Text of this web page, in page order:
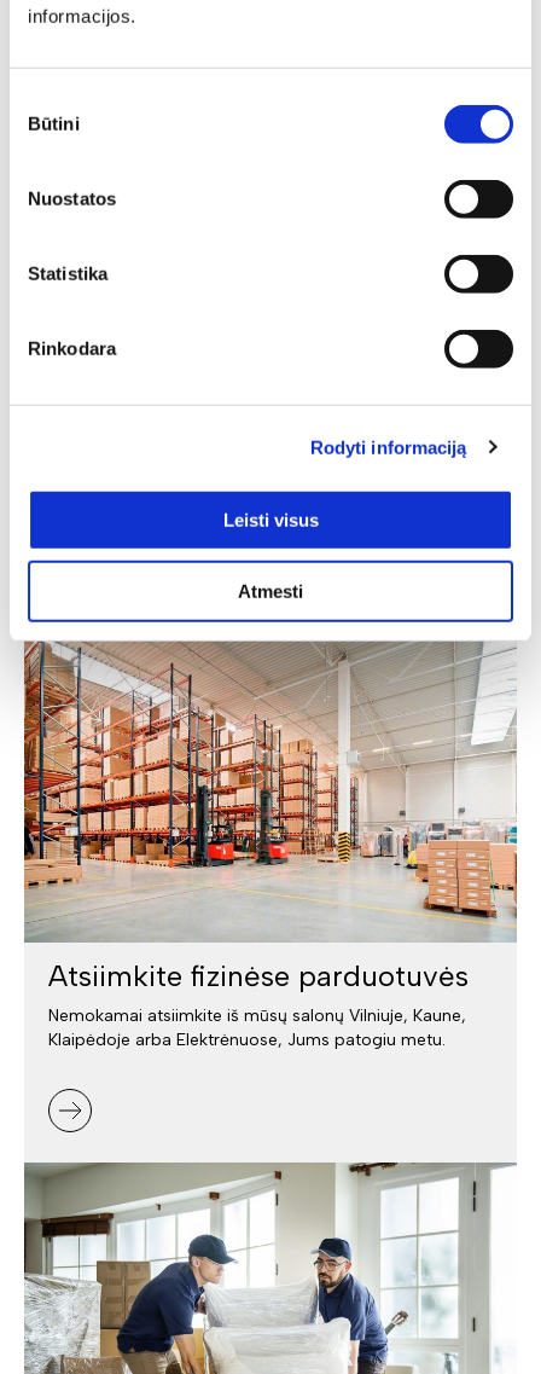
informacijos.
pasirinkimas
Būtini
Nuostatos
Statistika
Rinkodara
Rodyti informaciją
Leisti visus
Atmesti
pasiruošę Jums padėti susikurti savo svajonių interjerą!
rezultatui pasiekti.
Pristatymas
Atsiimkite fizinėse parduotuvės
Nemokamai atsiimkite iš mūsų salonų Vilniuje, Kaune,
Klaipėdoje arba Elektrėnuose, Jums patogiu metu.